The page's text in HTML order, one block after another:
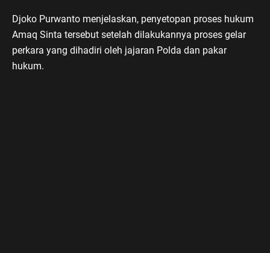
Djoko Purwanto menjelaskan, penyetopan proses hukum
Amaq Sinta tersebut setelah dilakukannya proses gelar
perkara yang dihadiri oleh jajaran Polda dan pakar
hukum.